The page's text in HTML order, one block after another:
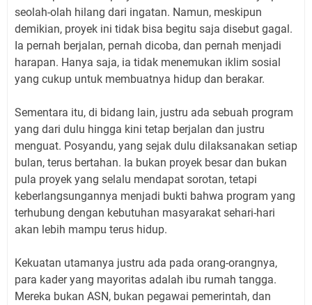
seolah-olah hilang dari ingatan. Namun, meskipun
demikian, proyek ini tidak bisa begitu saja disebut gagal.
Ia pernah berjalan, pernah dicoba, dan pernah menjadi
harapan. Hanya saja, ia tidak menemukan iklim sosial
yang cukup untuk membuatnya hidup dan berakar.
Sementara itu, di bidang lain, justru ada sebuah program
yang dari dulu hingga kini tetap berjalan dan justru
menguat. Posyandu, yang sejak dulu dilaksanakan setiap
bulan, terus bertahan. Ia bukan proyek besar dan bukan
pula proyek yang selalu mendapat sorotan, tetapi
keberlangsungannya menjadi bukti bahwa program yang
terhubung dengan kebutuhan masyarakat sehari-hari
akan lebih mampu terus hidup.
Kekuatan utamanya justru ada pada orang-orangnya,
para kader yang mayoritas adalah ibu rumah tangga.
Mereka bukan ASN, bukan pegawai pemerintah, dan